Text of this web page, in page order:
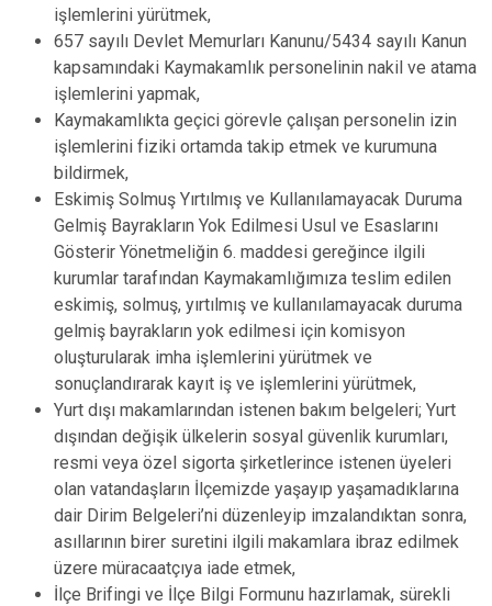
işlemlerini yürütmek,
657 sayılı Devlet Memurları Kanunu/5434 sayılı Kanun
kapsamındaki Kaymakamlık personelinin nakil ve atama
işlemlerini yapmak,
Kaymakamlıkta geçici görevle çalışan personelin izin
işlemlerini fiziki ortamda takip etmek ve kurumuna
bildirmek,
Eskimiş Solmuş Yırtılmış ve Kullanılamayacak Duruma
Gelmiş Bayrakların Yok Edilmesi Usul ve Esaslarını
Gösterir Yönetmeliğin 6. maddesi gereğince ilgili
kurumlar tarafından Kaymakamlığımıza teslim edilen
eskimiş, solmuş, yırtılmış ve kullanılamayacak duruma
gelmiş bayrakların yok edilmesi için komisyon
oluşturularak imha işlemlerini yürütmek ve
sonuçlandırarak kayıt iş ve işlemlerini yürütmek,
Yurt dışı makamlarından istenen bakım belgeleri; Yurt
dışından değişik ülkelerin sosyal güvenlik kurumları,
resmi veya özel sigorta şirketlerince istenen üyeleri
olan vatandaşların İlçemizde yaşayıp yaşamadıklarına
dair Dirim Belgeleri’ni düzenleyip imzalandıktan sonra,
asıllarının birer suretini ilgili makamlara ibraz edilmek
üzere müracaatçıya iade etmek,
İlçe Brifingi ve İlçe Bilgi Formunu hazırlamak, sürekli